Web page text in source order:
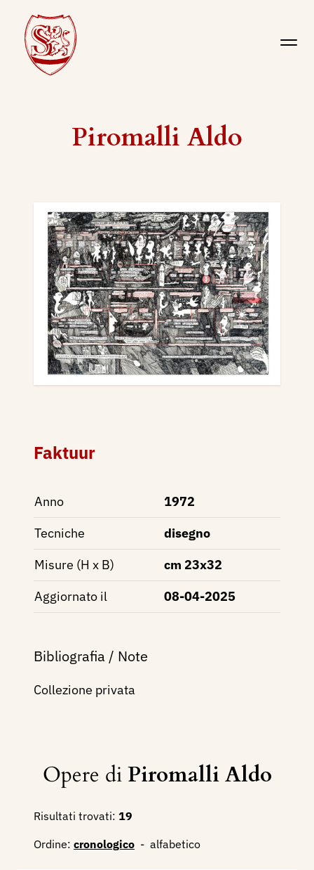
Piromalli Aldo
Faktuur
Anno
1972
Tecniche
disegno
Misure (H x B)
cm 23x32
Aggiornato il
08-04-2025
Bibliografia / Note
Collezione privata
Opere diPiromalli Aldo
Risultati trovati: 19
Ordine: cronologico - alfabetico